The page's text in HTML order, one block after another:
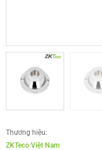
Thương hiệu:
ZKTeco Việt Nam